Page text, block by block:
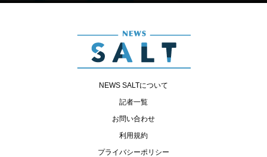
NEWS SALTについて
記者一覧
お問い合わせ
利用規約
プライバシーポリシー